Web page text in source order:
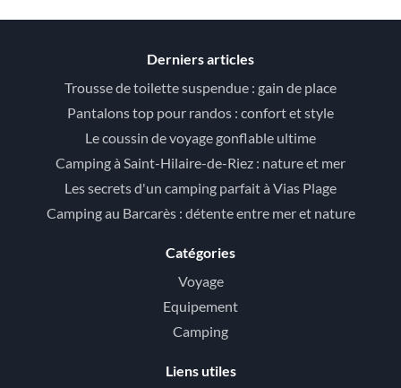
Derniers articles
Trousse de toilette suspendue : gain de place
Pantalons top pour randos : confort et style
Le coussin de voyage gonflable ultime
Camping à Saint-Hilaire-de-Riez : nature et mer
Les secrets d'un camping parfait à Vias Plage
Camping au Barcarès : détente entre mer et nature
Catégories
Voyage
Equipement
Camping
Liens utiles